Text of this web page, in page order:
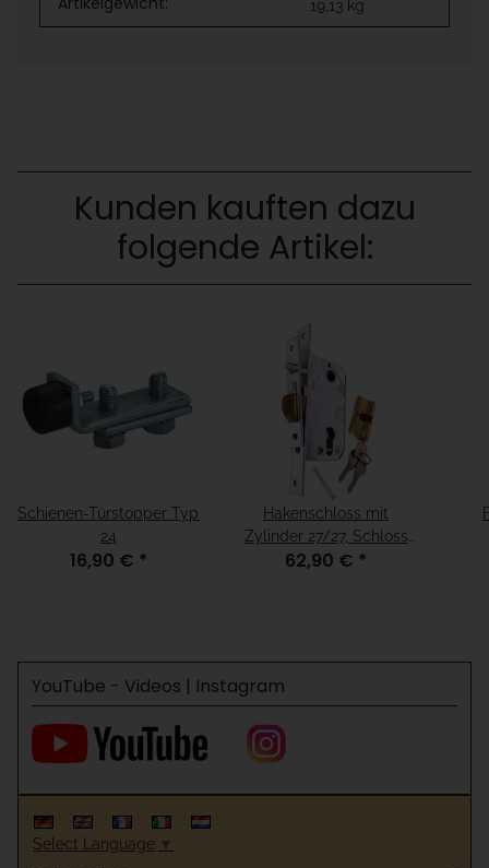
19,13 kg
Kunden kauften dazu
folgende Artikel:
Schienen-Türstopper Typ
24
16,90 € *
Hakenschloss mit
Zylinder 27/27, Schloss
120x54x15mm
62,90 € *
YouTube - Videos | Instagram
Select Language ▼